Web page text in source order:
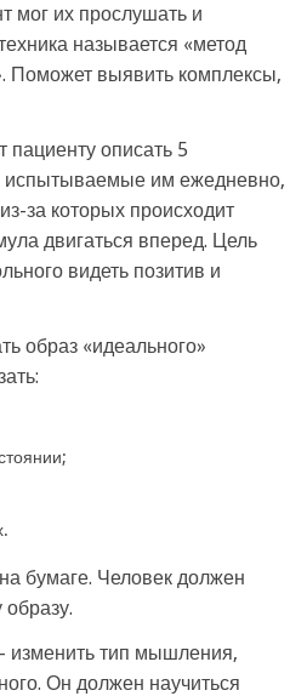
мог их прослушать и
называется «метод
Поможет выявить комплексы,
пациенту описать 5
испытываемые им ежедневно,
за которых происходит
двигаться вперед. Цель
видеть позитив и
образ «идеального»
бумаге. Человек должен
изменить тип мышления,
Он должен научиться